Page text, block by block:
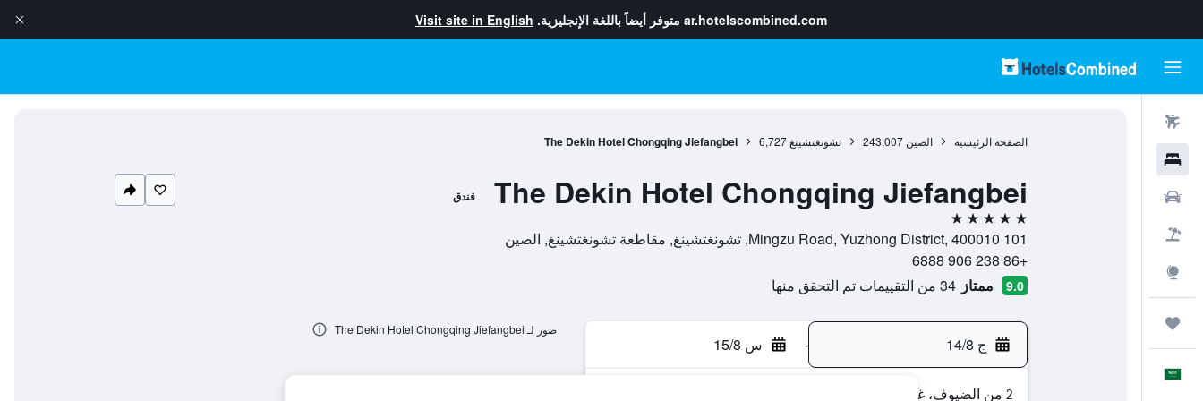
ar.hotelscombined.com متوفر أيضاً باللغة الإنجليزية. Visit site in English
الصفحة الرئيسية الصين 243,007 تشونغتشينغ 6,727
The Dekin Hotel Chongqing Jiefangbei
The Dekin Hotel Chongqing Jiefangbei فندق
5 نجوم
101 Mingzu Road, Yuzhong District, 400010, تشونغتشينغ, مقاطعة تشونغتشينغ, الصين
+86 238 906 6888
9.0 ممتاز 34 من التقييمات تم التحقق منها
ج 14/8 - س 15/8
2 من الضيوف، غرفة واحدة
صور لـ The Dekin Hotel Chongqing Jiefangbei